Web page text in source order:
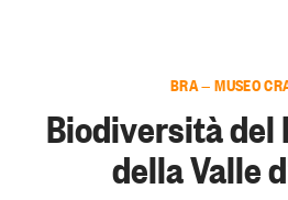
BRA — MUSEO
Biodiversità del
della Valle